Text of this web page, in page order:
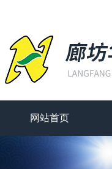
网站首页